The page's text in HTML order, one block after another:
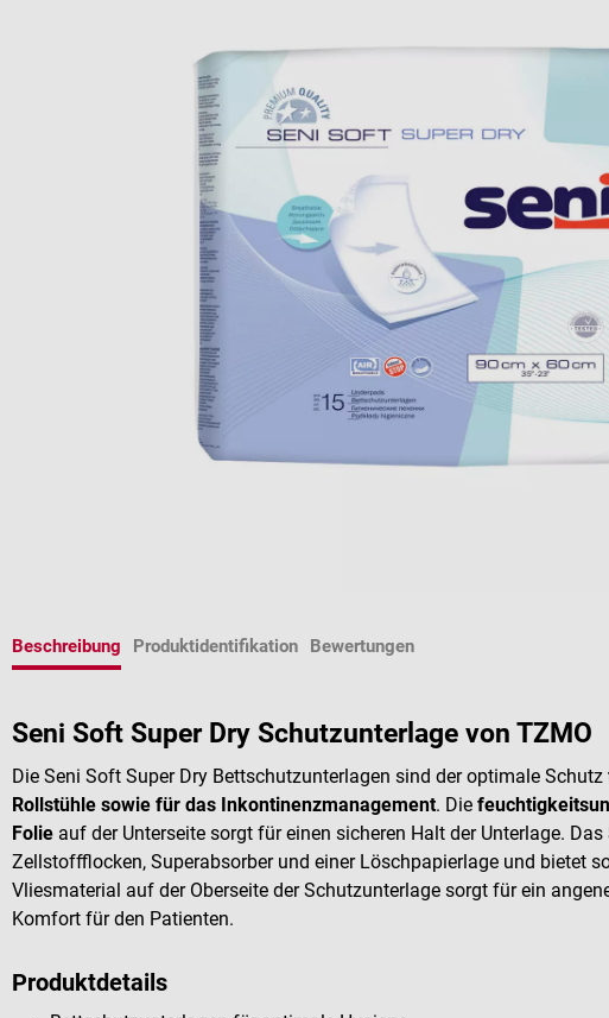
Beschreibung Produktidentifikation Bewertungen
Seni Soft Super Dry Schutzunterlage von TZMO
Die Seni Soft Super Dry Bettschutzunterlagen sind der optimale Schutz
Rollstühle sowie für das Inkontinenzmanagement. Die
Folie auf der Unterseite sorgt für einen sicheren Halt der Unterlage.
Zellstoffflocken, Superabsorber und einer Löschpapierlage und bietet
Vliesmaterial auf der Oberseite der Schutzunterlage sorgt für ein
Komfort für den Patienten.
Produktdetails